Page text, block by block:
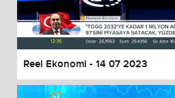
End of dialog window.
Reel Ekonomi - 14 07 2023